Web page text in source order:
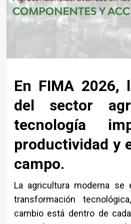
En FIMA 2026,
del sector
tecnología
productividad y
campo.
La agricultura moderna se
transformación
cambio está dentro de